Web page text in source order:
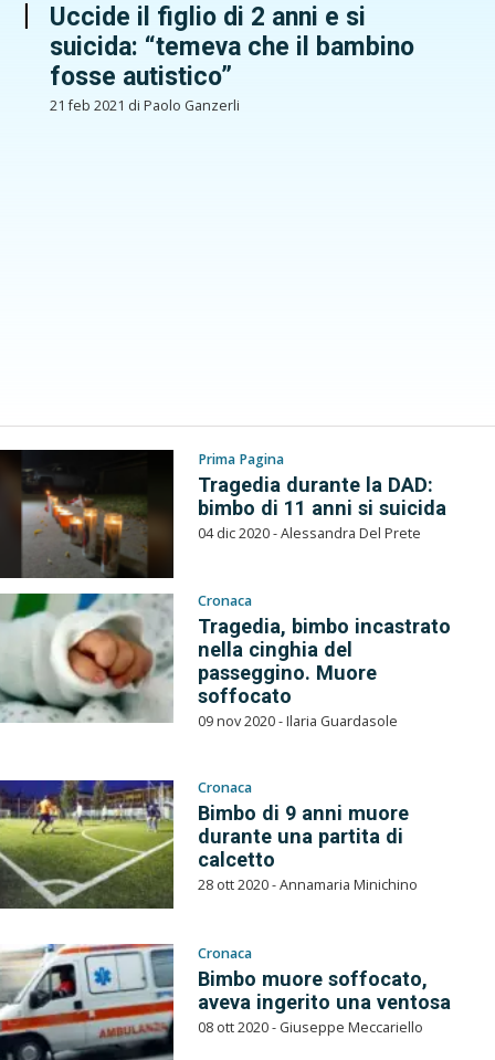
Uccide il figlio di 2 anni e si
suicida: “temeva che il bambino
fosse autistico”
21 feb 2021 di Paolo Ganzerli
Prima Pagina
Tragedia durante la DAD:
bimbo di 11 anni si suicida
04 dic 2020 - Alessandra Del Prete
Cronaca
Tragedia, bimbo incastrato
nella cinghia del
passeggino. Muore
soffocato
09 nov 2020 - Ilaria Guardasole
Cronaca
Bimbo di 9 anni muore
durante una partita di
calcetto
28 ott 2020 - Annamaria Minichino
Cronaca
Bimbo muore soffocato,
aveva ingerito una ventosa
08 ott 2020 - Giuseppe Meccariello